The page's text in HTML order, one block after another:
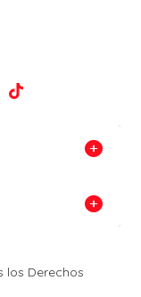
los Derechos